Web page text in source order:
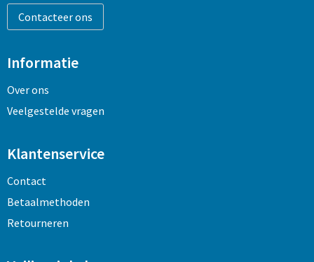
Contacteer ons
Informatie
Over ons
Veelgestelde vragen
Klantenservice
Contact
Betaalmethoden
Retourneren